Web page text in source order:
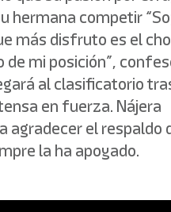
hermana competir
más disfruto es el
mi posición”,
al clasificatorio
en fuerza. Nájera
agradecer el respaldo
la ha apoyado.